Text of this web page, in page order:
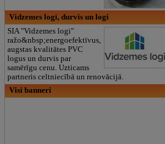
Vidzemes logi, durvis un logi
SIA "Vidzemes logi"
ražo&nbsp;energoefektīvus,
augstas kvalitātes PVC
logus un durvis par
samērīgu cenu. Uzticams
partneris celtniecībā un renovācijā.
Visi banneri